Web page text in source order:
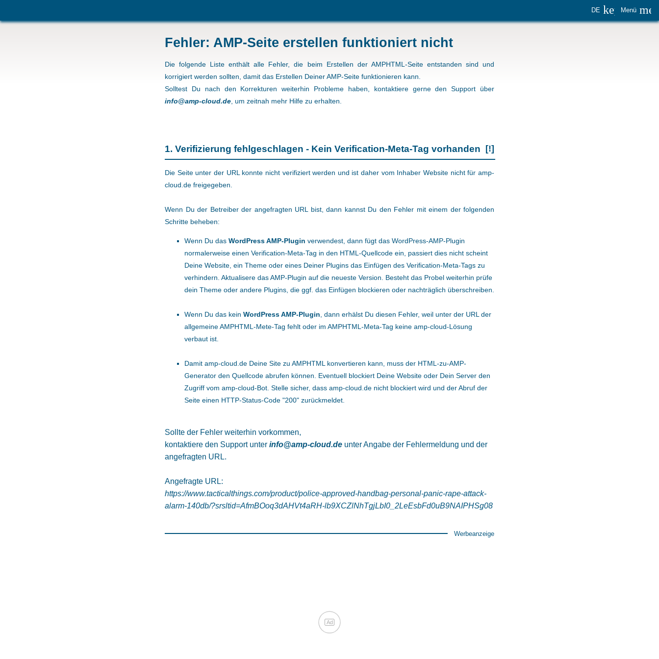
DE Menü
Fehler: AMP-Seite erstellen funktioniert nicht
Die folgende Liste enthält alle Fehler, die beim Erstellen der AMPHTML-Seite entstanden sind und
korrigiert werden sollten, damit das Erstellen Deiner AMP-Seite funktionieren kann.
Solltest Du nach den Korrekturen weiterhin Probleme haben, kontaktiere gerne den Support über
info@amp-cloud.de , um zeitnah mehr Hilfe zu erhalten.
1. Verifizierung fehlgeschlagen - Kein Verification-Meta-Tag vorhanden [!]
Die Seite unter der URL konnte nicht verifiziert werden und ist daher vom Inhaber Website nicht für amp-
cloud.de freigegeben.
Wenn Du der Betreiber der angefragten URL bist, dann kannst Du den Fehler mit einem der folgenden
Schritte beheben:
Wenn Du das WordPress AMP-Plugin verwendest, dann fügt das WordPress-AMP-Plugin
normalerweise einen Verification-Meta-Tag in den HTML-Quellcode ein, passiert dies nicht scheint
Deine Website, ein Theme oder eines Deiner Plugins das Einfügen des Verification-Meta-Tags zu
verhindern. Aktualisere das AMP-Plugin auf die neueste Version. Besteht das Probel weiterhin prüfe
dein Theme oder andere Plugins, die ggf. das Einfügen blockieren oder nachträglich überschreiben.
Wenn Du das kein WordPress AMP-Plugin, dann erhälst Du diesen Fehler, weil unter der URL der
allgemeine AMPHTML-Mete-Tag fehlt oder im AMPHTML-Meta-Tag keine amp-cloud-Lösung
verbaut ist.
Damit amp-cloud.de Deine Site zu AMPHTML konvertieren kann, muss der HTML-zu-AMP-
Generator den Quellcode abrufen können. Eventuell blockiert Deine Website oder Dein Server den
Zugriff vom amp-cloud-Bot. Stelle sicher, dass amp-cloud.de nicht blockiert wird und der Abruf der
Seite einen HTTP-Status-Code "200" zurückmeldet.
Sollte der Fehler weiterhin vorkommen,
kontaktiere den Support unter info@amp-cloud.de unter Angabe der Fehlermeldung und der
angefragten URL.
Angefragte URL:
https://www.tacticalthings.com/product/police-approved-handbag-personal-panic-rape-attack-
alarm-140db/?srsltid=AfmBOoq3dAHVt4aRH-lb9XCZlNhTgjLbI0_2LeEsbFd0uB9NAIPHSg08
Werbeanzeige
Ad